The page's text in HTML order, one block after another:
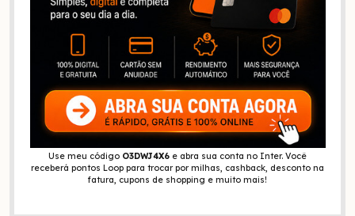
Use meu código O3DWJ4X6 e abra sua conta no Inter. Você
receberá pontos Loop para trocar por milhas, cashback, desconto na
fatura, cupons de shopping e muito mais!